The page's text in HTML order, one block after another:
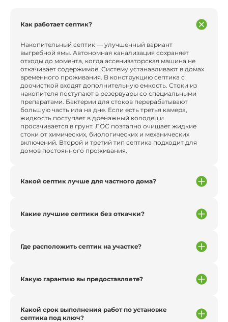
Как работает септик?
Накопительный септик — улучшенный вариант
выгребной ямы. Автономная канализация сохраняет
отходы до момента, когда ассенизаторская машина не
откачивает содержимое. Систему устанавливают в домах
временного проживания. В конструкцию септика с
доочисткой входят дополнительную емкость. Стоки из
накопителя поступают в резервуары со специальными
препаратами. Бактерии для стоков перерабатывают
большую часть ила на дне. Если есть третья камера,
жидкость поступает в дренажный колодец и
просачивается в грунт. ЛОС поэтапно очищает жидкие
стоки от химических, биологических и механических
включений. Второй и третий тип септика подходит для
домов постоянного проживания.
Какой септик лучше для частного дома?
Какие лучшие септики без откачки?
Где расположить септик на участке?
Какую гарантию вы предоставляете?
Какой срок выполнения работ по установке
септика под ключ?